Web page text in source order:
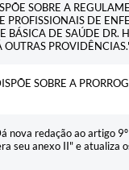
SOBRE A
DE
BÁSICA DE SAÚDE DR.
SOBRE A
nova redação ao artigo
seu anexo II" e atualiza